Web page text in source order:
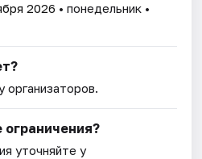
2026 • понедельник •
организаторов.
ограничения?
уточняйте у